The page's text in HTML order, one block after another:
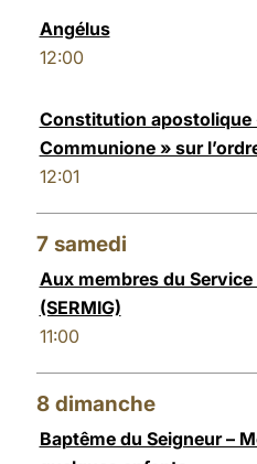
Angélus
12:00
Constitution apostolique
Communione » sur
12:01
7 samedi
Aux membres du
(SERMIG)
11:00
8 dimanche
Baptême du Seigneur –